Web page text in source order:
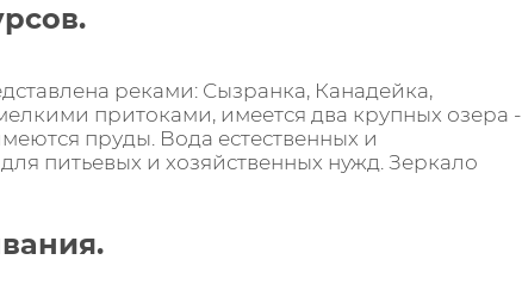
реками: Сызранка, Канадейка,
притоками, имеется два крупных озера -
пруды. Вода естественных и
питьевых и хозяйственных нужд. Зеркало